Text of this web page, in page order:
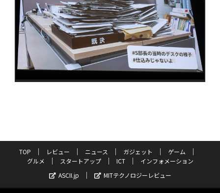
TOP レビュー ニュース ガジェット
ゲーム
グルメ
スタートアップ ICT
インフォメーション
ASCII.jp
MITテクノロジーレビュー